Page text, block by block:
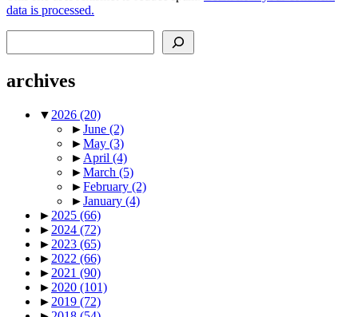
data is processed.
archives
▼ 2026 (20)
►June (2)
►May (3)
► April (4)
►March (5)
►February (2)
►January (4)
► 2025 (66)
► 2024 (72)
► 2023 (65)
► 2022 (66)
► 2021 (90)
► 2020 (101)
► 2019 (72)